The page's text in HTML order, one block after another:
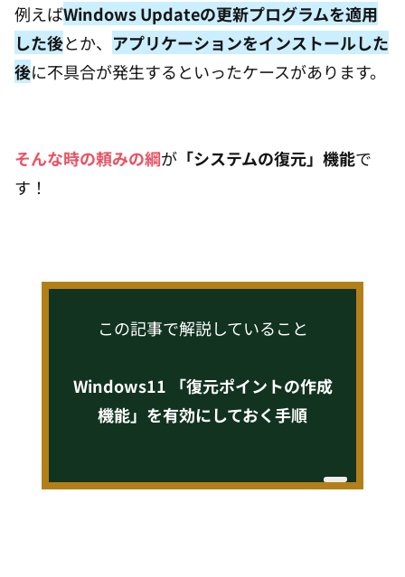
例えばWindows Updateの更新プログラムを適用
した後とか、 アプリケーションをインストールした
後に不具合が発生するといったケースがあります。
そんな時の頼みの綱が 「システムの復元」機能で
す！
この記事で解説していること
Windows11 「復元ポイントの作成
機能」を有効にしておく手順